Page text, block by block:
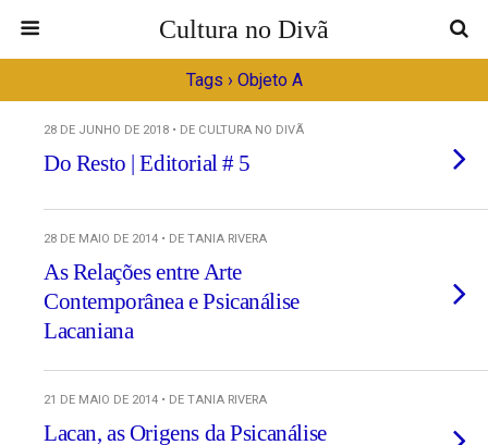
Cultura no Divã
Tags › Objeto A
28 DE JUNHO DE 2018 • DE CULTURA NO DIVÃ
Do Resto | Editorial # 5
28 DE MAIO DE 2014 • DE TANIA RIVERA
As Relações entre Arte
Contemporânea e Psicanálise
Lacaniana
21 DE MAIO DE 2014 • DE TANIA RIVERA
Lacan, as Origens da Psicanálise